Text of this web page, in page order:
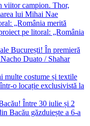
viitor campion. Thor,
lui Mihai Nae
„România merită
pe litoral: „România
București! În premieră
Duato / Shahar
multe costume și textile
o locație exclusivistă la
Între 30 iulie și 2
Bacău găzduiește a 6-a